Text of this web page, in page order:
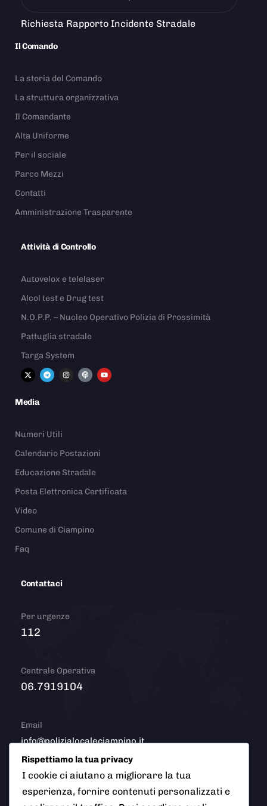
Richiesta Rapporto Incidente Stradale
Il Comando
La storia del Comando
La struttura organizzativa
Il Comandante
Alta Uniforme
Per il sociale
Parco Mezzi
Contatti
Amministrazione Trasparente
Attività di Controllo
Autovelox e telelaser
Alcol test e Drug test
N.O.P.P. – Nucleo Operativo Polizia di Prossimità
Pattuglia stradale
Targa System
Media
Numeri Utili
Calendario Postazioni
Educazione Stradale
Posta Elettronica Certificata
Video
Comune di Ciampino
Faq
Contattaci
Per urgenze
112
Centrale Operativa
06.7919104
Email
info@polizialocaleciampino.it
© 2026 Polizia Locale del Comune di Ciampino (Roma). Tutti
Rispettiamo la tua privacy
I cookie ci aiutano a migliorare la tua
esperienza, fornire contenuti personalizzati e